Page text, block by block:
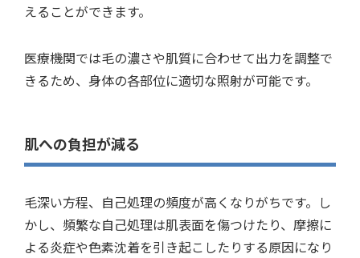
えることができます。
医療機関では毛の濃さや肌質に合わせて出力を調整で
きるため、身体の各部位に適切な照射が可能です。
肌への負担が減る
毛深い方程、自己処理の頻度が高くなりがちです。し
かし、頻繁な自己処理は肌表面を傷つけたり、摩擦に
よる炎症や色素沈着を引き起こしたりする原因になり